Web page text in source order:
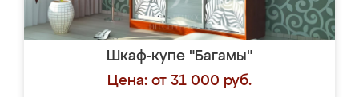
Шкаф-купе "Багамы"
Цена: от 31 000 руб.